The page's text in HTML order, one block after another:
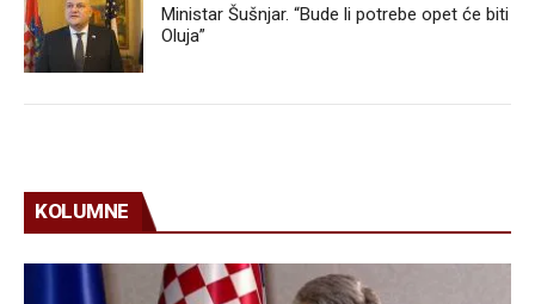
Ministar Šušnjar. “Bude li potrebe opet će biti
Oluja”
KOLUMNE